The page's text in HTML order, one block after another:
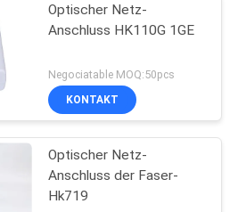
Optischer Netz-
Anschluss HK110G 1GE
Negociatable MOQ:50pcs
KONTAKT
Optischer Netz-
Anschluss der Faser-
Hk719